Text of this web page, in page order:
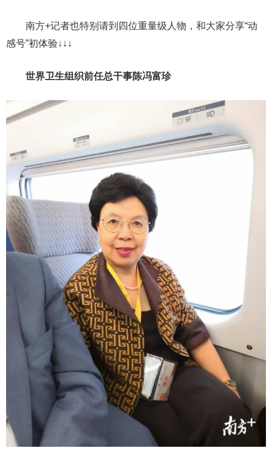
南方+记者也特别请到四位重量级人物，和大家分享“动
感号”初体验↓↓↓
世界卫生组织前任总干事陈冯富珍